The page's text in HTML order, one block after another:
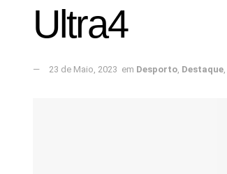
Ultra4
23 de Maio, 2023 em Desporto, Destaque,